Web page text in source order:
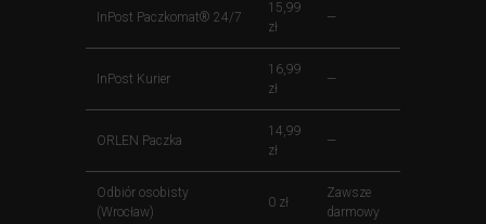
InPost Paczkomat® 24/7
15,99
zł
—
InPost Kurier
16,99
zł
—
ORLEN Paczka
14,99
zł
—
Odbiór osobisty
(Wrocław)
0 zł
Zawsze
darmowy